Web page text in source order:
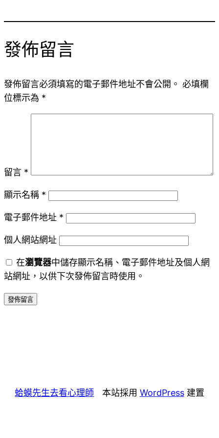
發佈留言
發佈留言必須填寫的電子郵件地址不會公開。 必填欄
位標示為 *
留言 *
顯示名稱 *
電子郵件地址 *
個人網站網址
在瀏覽器中儲存顯示名稱、電子郵件地址及個人網
站網址，以供下次發佈留言時使用。
蛤蟆先生去看心理師 本站採用 WordPress建置